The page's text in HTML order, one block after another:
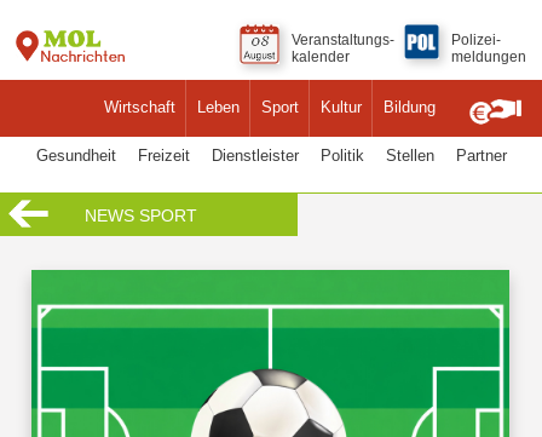
Wirtschaft Leben Sport Kultur Bildung
Veranstaltungs-
kalender
Polizei-
meldungen
Gesundheit Freizeit Dienstleister Politik Stellen Partner
NEWS SPORT